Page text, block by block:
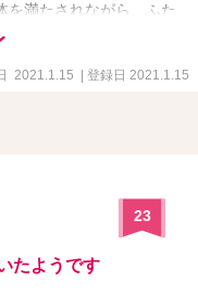
を満たされながら、ふた
ピーエンド・ロマン
2021.1.15 | 登録日 2021.1.15
23
たようです